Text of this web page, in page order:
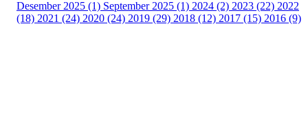
Desember 2025 (1) September 2025 (1) 2024 (2) 2023 (22) 2022
(18) 2021 (24) 2020 (24) 2019 (29) 2018 (12) 2017 (15) 2016 (9)